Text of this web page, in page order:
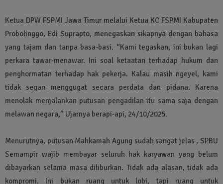
Ketua DPW FSPMI Jawa Timur melalui Ketua KC FSPMI Kabupaten
Probolinggo, Edi Suprapto, menegaskan sikapnya dengan bahasa
yang tajam dan tanpa basa-basi. “Kami tegaskan, ini bukan lagi
perkara tawar-menawar. Ini soal ketaatan terhadap hukum dan
penghormatan terhadap hak pekerja. Kalau masih ngeyel, kami
tidak segan menggugat secara perdata dan pidana. Karena
menolak menjalankan putusan pengadilan itu sama saja dengan
melawan negara,” Ujarnya berapi-api, 24/10/2025.
Menurutnya, putusan Mahkamah Agung sudah sangat jelas , SPBU
Semampir wajib membayar seluruh hak karyawan yang belum
dibayarkan selama masa diliburkan. Tidak ada alasan, tidak ada
kompromi. Ini bukan ruang untuk lobi, tapi ruang untuk